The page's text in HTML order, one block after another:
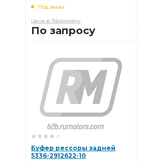
Под заказ
Цена в Ярославль
По запросу
Буфер рессоры задней
5336-2912622-10